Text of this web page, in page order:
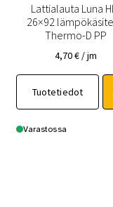
Lattialauta Luna
26×92
Thermo-D PP
4,70€ / jm
Tuotetiedot
Tällä
tuotteella
on
useampi
Varastossa